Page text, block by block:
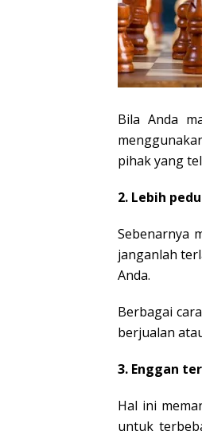
Bila Anda
pihak yang
2. Lebih
Sebenarnya
janganlah
Anda.
Berbagai
berjualan
3. Enggan
Hal ini
untuk